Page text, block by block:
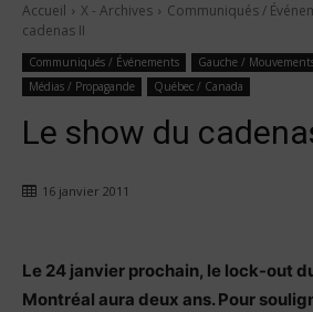
du
Accueil X - Archives Communiqués /
cadenas II
Communiqués / Événements
Gauche /
Médias / Propagande
Québec / Canada
Le show du
16 janvier 2011
Le 24 janvier prochain, le lock-out
Montréal aura deux ans. Pour